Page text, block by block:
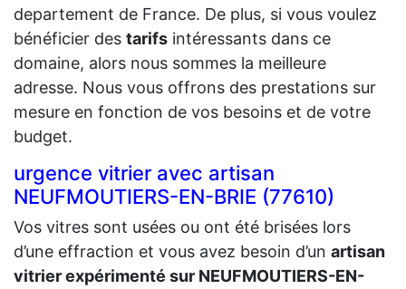
departement de France. De plus, si vous voulez
bénéficier des tarifs intéressants dans ce
domaine, alors nous sommes la meilleure
adresse. Nous vous offrons des prestations sur
mesure en fonction de vos besoins et de votre
budget.
urgence vitrier avec artisan
NEUFMOUTIERS-EN-BRIE (77610)
Vos vitres sont usées ou ont été brisées lors
d’une effraction et vous avez besoin d’un artisan
vitrier expérimenté sur NEUFMOUTIERS-EN-